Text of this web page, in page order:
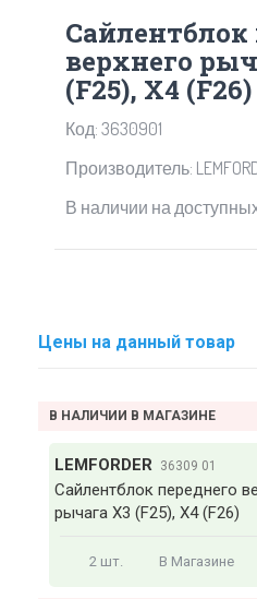
Сайлентблок
верхнего
(F25), X4 (F26)
Код: 3630901
Производитель:
В наличии на
Цены на данный товар
В НАЛИЧИИ В МАГАЗИНЕ
LEMFORDER 36309 01
Сайлентблок переднего
рычага X3 (F25), X4 (F26)
2 шт. В Магазине